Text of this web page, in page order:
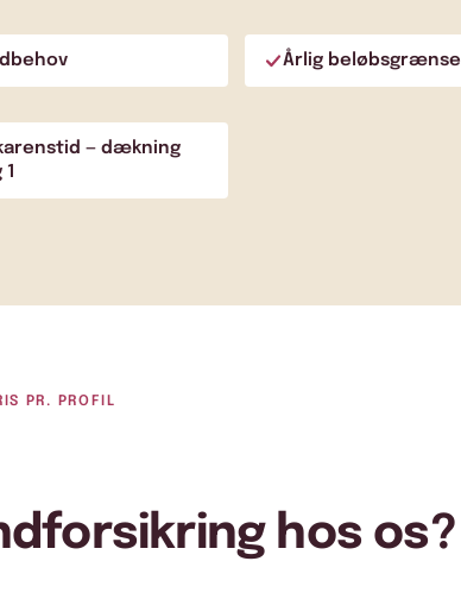
Årlig beløbsgrænse
— dækning
PR. PROFIL
hos os?